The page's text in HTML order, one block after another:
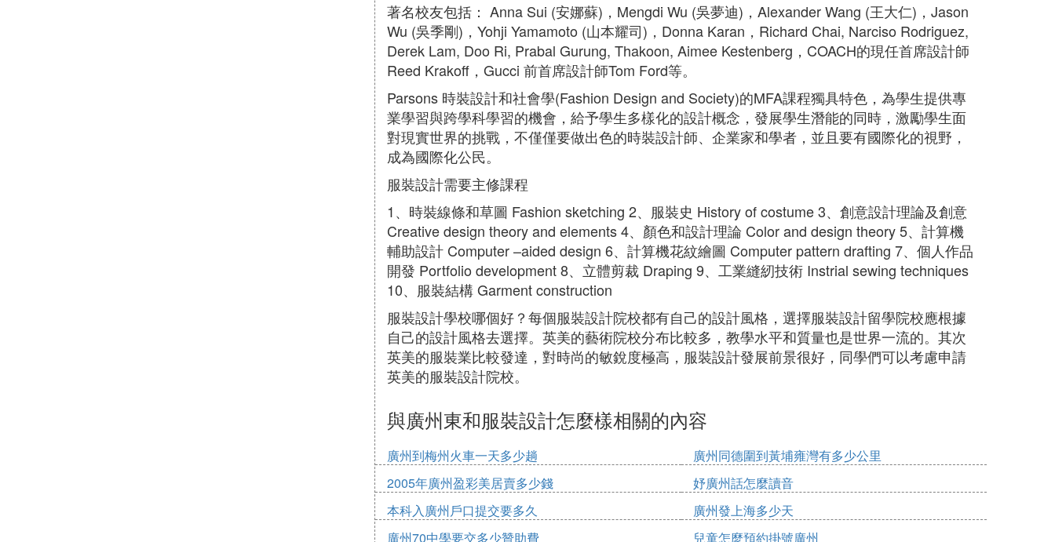
著名校友包括： Anna Sui (安娜蘇)，Mengdi Wu (吳夢迪)，Alexander Wang (王大仁)，Jason
Wu (吳季剛)，Yohji Yamamoto (山本耀司)，Donna Karan，Richard Chai, Narciso Rodriguez,
Derek Lam, Doo Ri, Prabal Gurung, Thakoon, Aimee Kestenberg，COACH的現任首席設計師
Reed Krakoff，Gucci 前首席設計師Tom Ford等。
Parsons 時裝設計和社會學(Fashion Design and Society)的MFA課程獨具特色，為學生提供專
業學習與跨學科學習的機會，給予學生多樣化的設計概念，發展學生潛能的同時，激勵學生面
對現實世界的挑戰，不僅僅要做出色的時裝設計師、企業家和學者，並且要有國際化的視野，
成為國際化公民。
服裝設計需要主修課程
1、時裝線條和草圖 Fashion sketching 2、服裝史 History of costume 3、創意設計理論及創意
Creative design theory and elements 4、顏色和設計理論 Color and design theory 5、計算機
輔助設計 Computer –aided design 6、計算機花紋繪圖 Computer pattern drafting 7、個人作品
開發 Portfolio development 8、立體剪裁 Draping 9、工業縫紉技術 Instrial sewing techniques
10、服裝結構 Garment construction
服裝設計學校哪個好？每個服裝設計院校都有自己的設計風格，選擇服裝設計留學院校應根據
自己的設計風格去選擇。英美的藝術院校分布比較多，教學水平和質量也是世界一流的。其次
英美的服裝業比較發達，對時尚的敏銳度極高，服裝設計發展前景很好，同學們可以考慮申請
英美的服裝設計院校。
與廣州東和服裝設計怎麼樣相關的內容
廣州到梅州火車一天多少趟
廣州同德圍到黃埔雍灣有多少公里
2005年廣州盈彩美居賣多少錢
妤廣州話怎麼讀音
本科入廣州戶口提交要多久
廣州發上海多少天
廣州70中學要交多少贊助費
兒童怎麼預約掛號廣州